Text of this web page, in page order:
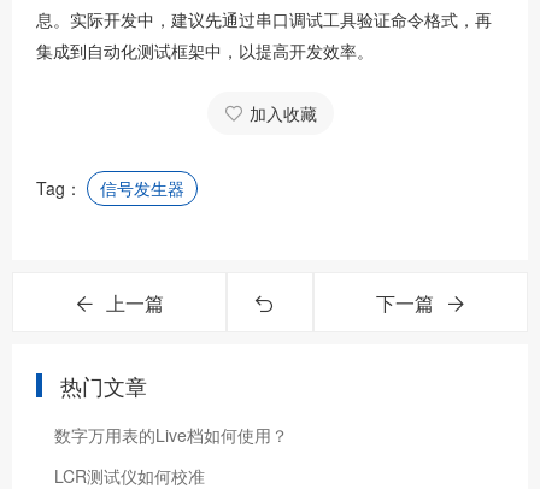
息。实际开发中，建议先通过串口调试工具验证命令格式，再
集成到自动化测试框架中，以提高开发效率。
加入收藏
Tag： 信号发生器
上一篇 下一篇
热门文章
数字万用表的Live档如何使用？
LCR测试仪如何校准